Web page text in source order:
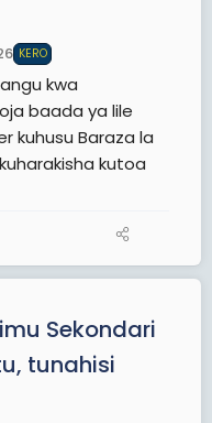
KERO
kwa
baada ya lile
kuhusu Baraza la
kutoa
Sekondari
tunahisi